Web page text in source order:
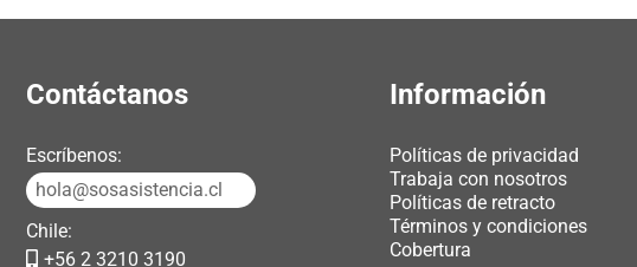
Contáctanos
Escríbenos:
hola@sosasistencia.cl
Chile:
+56 2 3210 3190
Información
Políticas de privacidad
Trabaja con nosotros
Políticas de retracto
Términos y condiciones
Cobertura